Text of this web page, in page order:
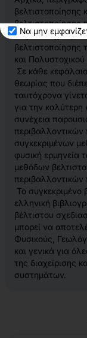
Να μην
βελτιστοποίησης
βελτιστοποίησης
Στην συνέχεια,
βελτιστοποίησης
και
Σε κάθε
θεωρίας που
ταυτόχρονα
για την
συνέχεια
συγκεκριμένων
φυσική
μεθόδων
Το συγκεκριμένο
ελληνική
βέλτιστου
μπορεί να
Φυσικούς,
και γενικά για
της διαχείρισης
συστημάτων.